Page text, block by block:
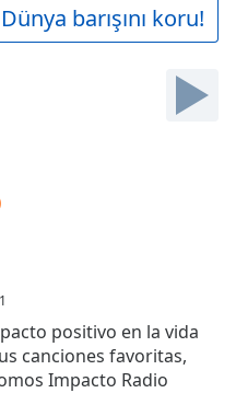
barışını koru!
1
positivo en la vida
canciones favoritas,
Impacto Radio